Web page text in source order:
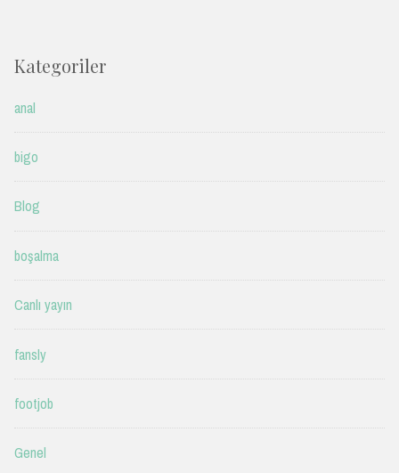
Kategoriler
anal
bigo
Blog
boşalma
Canlı yayın
fansly
footjob
Genel